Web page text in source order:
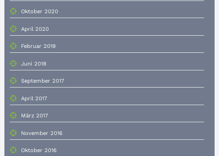
Oktober 2020
April 2020
Februar 2019
Juni 2018
September 2017
April 2017
März 2017
November 2016
Oktober 2016